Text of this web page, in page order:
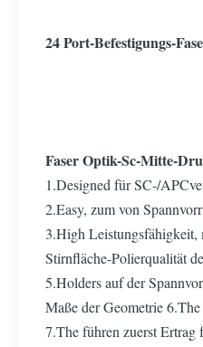
24 Port-Befestigungs-
Faser Optik-Sc-Mitte-
1.Designed für SC-/
2.Easy, zum von
3.High Leistungsfähigkeit,
Stirnfläche-Polierqualität
5.Holders auf der
Maße der Geometrie
7.The führen zuerst